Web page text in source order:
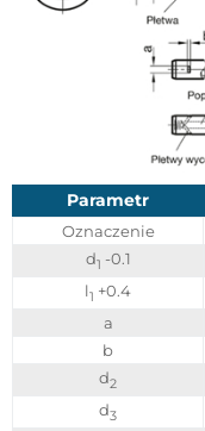
Parametr
Oznaczenie
d1 -0.1
l1 +0.4
a
b
d2
d3